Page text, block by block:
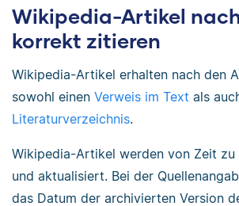
Wikipedia-Artikel
korrekt zitieren
Wikipedia-Artikel erhalten nach den
sowohl einen Verweis im Text als
Literaturverzeichnis.
Wikipedia-Artikel werden von Zeit
und aktualisiert. Bei der
das Datum der archivierten Version